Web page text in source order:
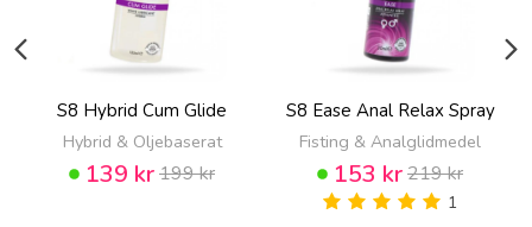
S8 Hybrid Cum Glide
Hybrid & Oljebaserat
139 kr199 kr
S8 Ease Anal Relax Spray
Fisting & Analglidmedel
153 kr219 kr
1